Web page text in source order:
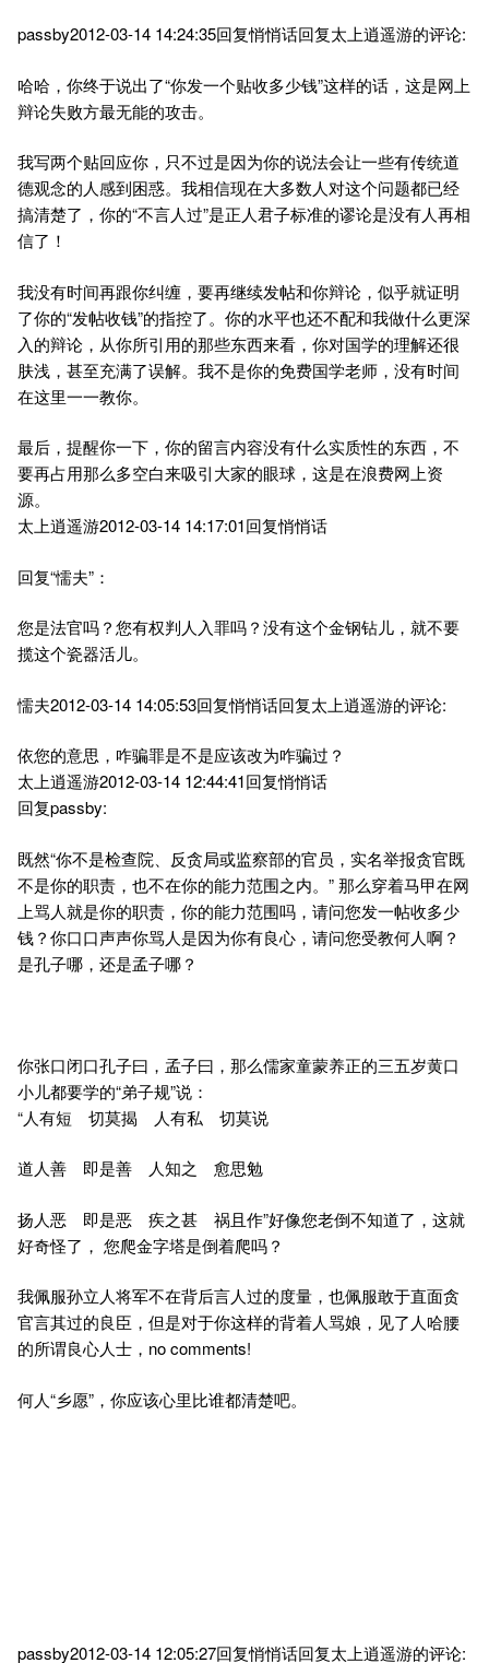
passby2012-03-14 14:24:35回复悄悄话回复太上逍遥游的评论:
哈哈，你终于说出了“你发一个贴收多少钱”这样的话，这是网上
辩论失败方最无能的攻击。
我写两个贴回应你，只不过是因为你的说法会让一些有传统道
德观念的人感到困惑。我相信现在大多数人对这个问题都已经
搞清楚了，你的“不言人过”是正人君子标准的谬论是没有人再相
信了！
我没有时间再跟你纠缠，要再继续发帖和你辩论，似乎就证明
了你的“发帖收钱”的指控了。你的水平也还不配和我做什么更深
入的辩论，从你所引用的那些东西来看，你对国学的理解还很
肤浅，甚至充满了误解。我不是你的免费国学老师，没有时间
在这里一一教你。
最后，提醒你一下，你的留言内容没有什么实质性的东西，不
要再占用那么多空白来吸引大家的眼球，这是在浪费网上资
源。
太上逍遥游2012-03-14 14:17:01回复悄悄话
回复“懦夫”：
您是法官吗？您有权判人入罪吗？没有这个金钢钻儿，就不要
揽这个瓷器活儿。
懦夫2012-03-14 14:05:53回复悄悄话回复太上逍遥游的评论:
依您的意思，咋骗罪是不是应该改为咋骗过？
太上逍遥游2012-03-14 12:44:41回复悄悄话
回复passby:
既然“你不是检查院、反贪局或监察部的官员，实名举报贪官既
不是你的职责，也不在你的能力范围之内。” 那么穿着马甲在网
上骂人就是你的职责，你的能力范围吗，请问您发一帖收多少
钱？你口口声声你骂人是因为你有良心，请问您受教何人啊？
是孔子哪，还是孟子哪？
你张口闭口孔子曰，孟子曰，那么儒家童蒙养正的三五岁黄口
小儿都要学的“弟子规”说：
“人有短 切莫揭 人有私 切莫说
道人善 即是善 人知之 愈思勉
扬人恶 即是恶 疾之甚 祸且作”好像您老倒不知道了，这就
好奇怪了， 您爬金字塔是倒着爬吗？
我佩服孙立人将军不在背后言人过的度量，也佩服敢于直面贪
官言其过的良臣，但是对于你这样的背着人骂娘，见了人哈腰
的所谓良心人士，no comments!
何人“乡愿”，你应该心里比谁都清楚吧。
passby2012-03-14 12:05:27回复悄悄话回复太上逍遥游的评论: